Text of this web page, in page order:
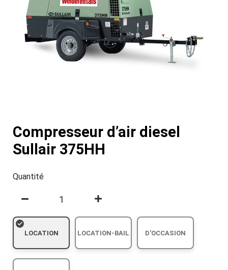
Compresseur d’air diesel
Sullair 375HH
Quantité
LOCATION LOCATION-BAIL D'OCCASION